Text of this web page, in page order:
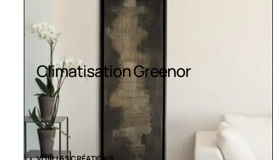
Luminaires LED